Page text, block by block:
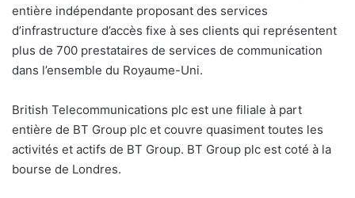
entière indépendante proposant des services
d’infrastructure d’accès fixe à ses clients qui représentent
plus de 700 prestataires de services de communication
dans l’ensemble du Royaume-Uni.
British Telecommunications plc est une filiale à part
entière de BT Group plc et couvre quasiment toutes les
activités et actifs de BT Group. BT Group plc est coté à la
bourse de Londres.